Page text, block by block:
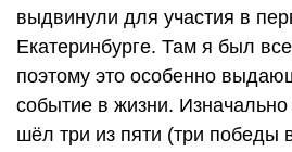
выдвинули для участия в
Екатеринбурге. Там я был
поэтому это особенно
событие в жизни. Изначально
шёл три из пяти (три победы